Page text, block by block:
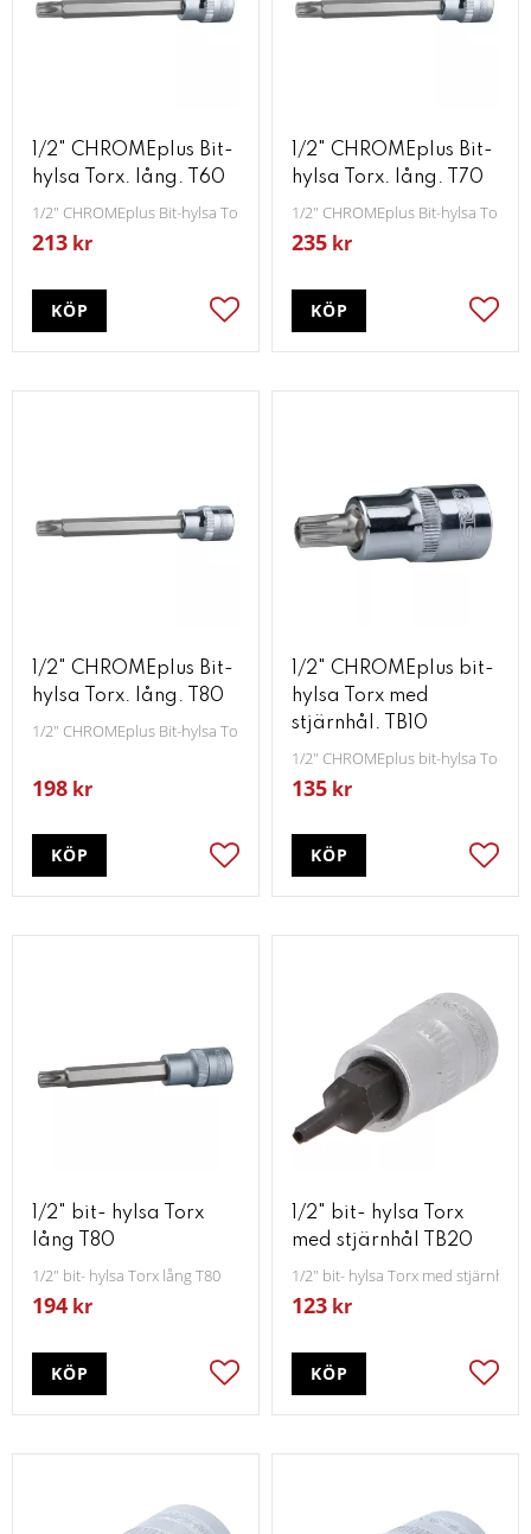
1/2" CHROMEplus Bit-
hylsa Torx. lång. T60
1/2" CHROMEplus Bit-hylsa Torx lång T60
213 kr
Lägg till i favoriter
KÖP
1/2" CHROMEplus Bit-
hylsa Torx. lång. T70
1/2" CHROMEplus Bit-hylsa Torx
235 kr
KÖP
1/2" CHROMEplus Bit-
hylsa Torx. lång. T80
1/2" CHROMEplus Bit-hylsa Torx lång T80
198 kr
Lägg till i favoriter
KÖP
1/2" CHROMEplus bit-
hylsa Torx med
stjärnhål. TB10
1/2" CHROMEplus bit-hylsa Torx
135 kr
KÖP
1/2" bit- hylsa Torx
lång T80
1/2" bit- hylsa Torx lång T80
194 kr
Lägg till i favoriter
KÖP
1/2" bit- hylsa Torx
med stjärnhål TB20
1/2" bit- hylsa Torx med stjärnhål
123 kr
KÖP